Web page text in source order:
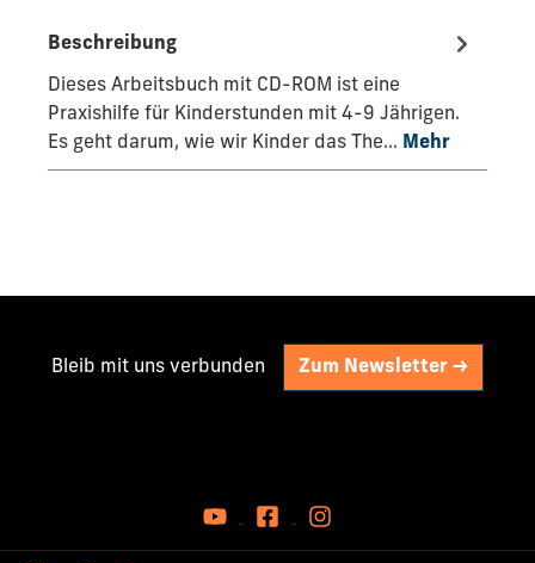
Beschreibung
Dieses Arbeitsbuch mit CD-ROM ist eine
Praxishilfe für Kinderstunden mit 4-9 Jährigen.
Es geht darum, wie wir Kinder das The… Mehr
Bleib mit uns verbunden Zum Newsletter ->